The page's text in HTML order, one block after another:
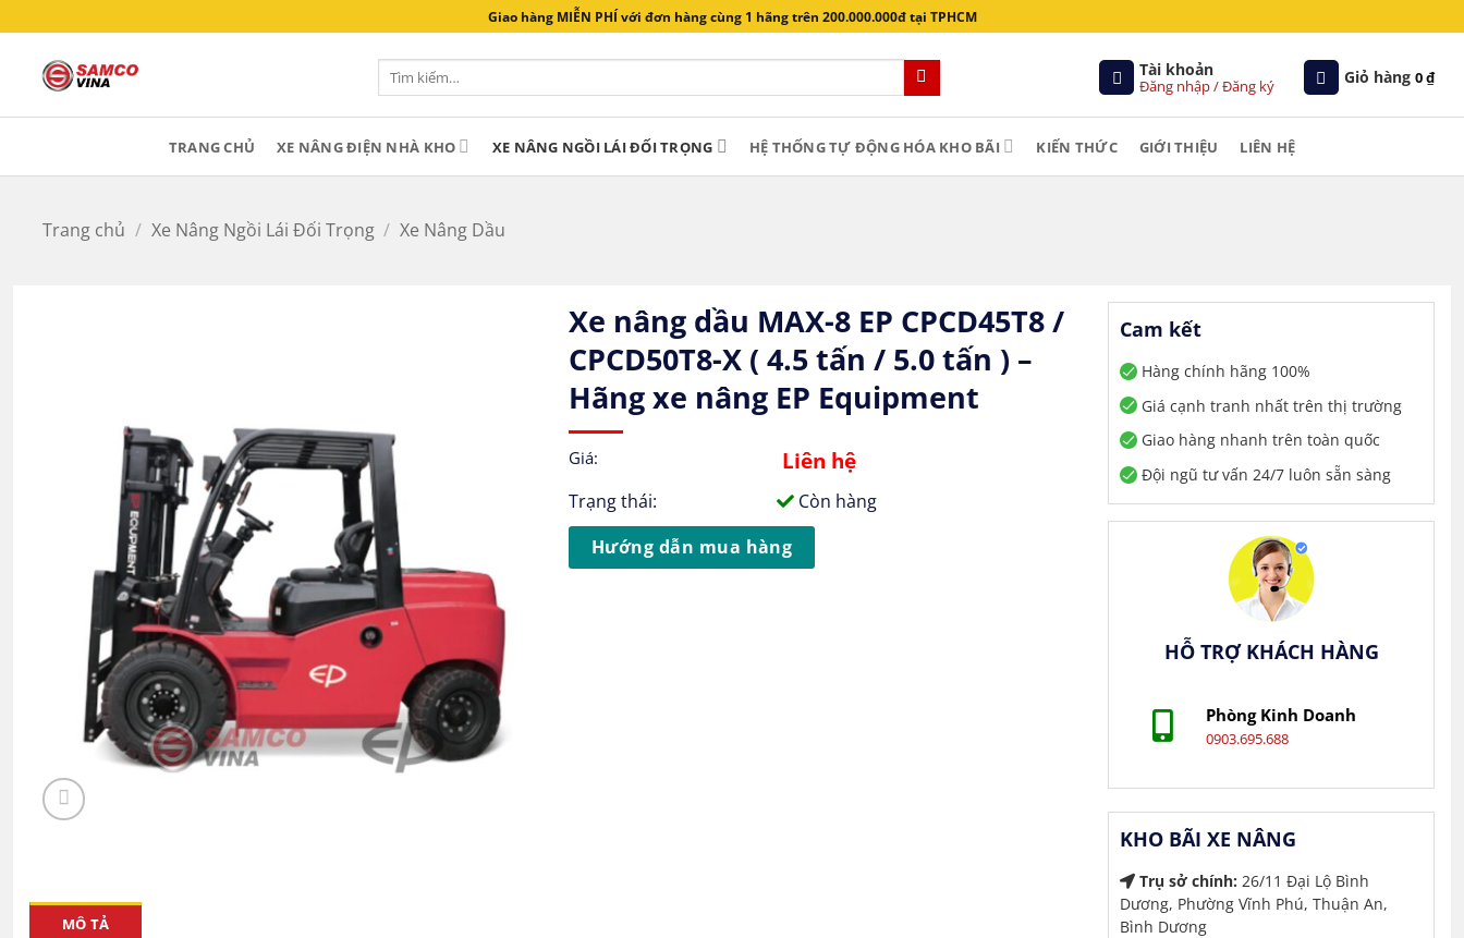
qua
Giao hàng MIỄN PHÍ với đơn hàng cùng 1 hãng trên 200.000.000đ tại TPHCM
Tìm
Tài khoản
Đăng nhập / Đăng ký Giỏ hàng 0₫
TRANG CHỦ XE NÂNG ĐIỆN NHÀ KHO XE NÂNG NGỒI LÁI ĐỐI TRỌNG HỆ THỐNG TỰ ĐỘNG HÓA KHO BÃI KIẾN THỨC GIỚI THIỆU LIÊN HỆ
Trang chủ / Xe Nâng Ngồi Lái Đối Trọng / Xe Nâng Dầu
Xe nâng dầu MAX-8 EP CPCD45T8 /
CPCD50T8-X ( 4.5 tấn / 5.0 tấn ) –
Hãng xe nâng EP Equipment
Giá: Liên hệ
Trạng thái:
Còn hàng
Hướng dẫn mua hàng
MÔ TẢ
Cam kết
Hàng chính hãng 100%
Giá cạnh tranh nhất trên thị trường
Giao hàng nhanh trên toàn quốc
Đội ngũ tư vấn 24/7 luôn sẵn sàng
HỖ TRỢ KHÁCH HÀNG
Phòng Kinh Doanh
0903.695.688
KHO BÃI XE NÂNG
Trụ sở chính: 26/11 Đại Lộ Bình
Dương, Phường Vĩnh Phú, Thuận An,
Bình Dương